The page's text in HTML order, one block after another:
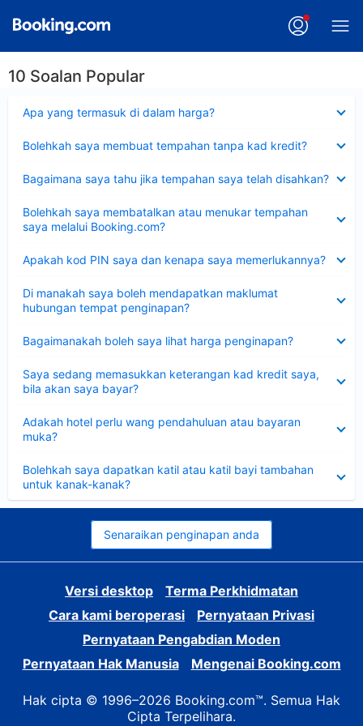
10 Soalan Popular
Apa yang termasuk di dalam harga?
Bolehkah saya membuat tempahan tanpa kad kredit?
Bagaimana saya tahu jika tempahan saya telah disahkan?
Bolehkah saya membatalkan atau menukar tempahan
saya melalui Booking.com?
Apakah kod PIN saya dan kenapa saya memerlukannya?
Di manakah saya boleh mendapatkan maklumat
hubungan tempat penginapan?
Bagaimanakah boleh saya lihat harga penginapan?
Saya sedang memasukkan keterangan kad kredit saya,
bila akan saya bayar?
Adakah hotel perlu wang pendahuluan atau bayaran
muka?
Bolehkah saya dapatkan katil atau katil bayi tambahan
untuk kanak-kanak?
Senaraikan penginapan anda
Versi desktop
Terma Perkhidmatan
Cara kami beroperasi
Pernyataan Privasi
Pernyataan Pengabdian Moden
Pernyataan Hak Manusia
Mengenai Booking.com
Hak cipta © 1996–2026 Booking.com™. Semua Hak
Cipta Terpelihara.